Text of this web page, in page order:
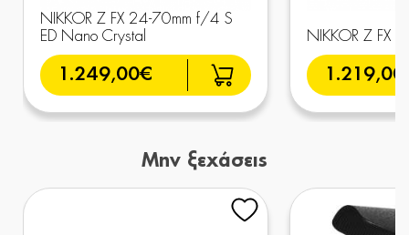
NIKKOR Z FX 24-70mm f/4 S
ED Nano Crystal
1.249,00€
NIKKOR Z FX
Μην ξεχάσεις